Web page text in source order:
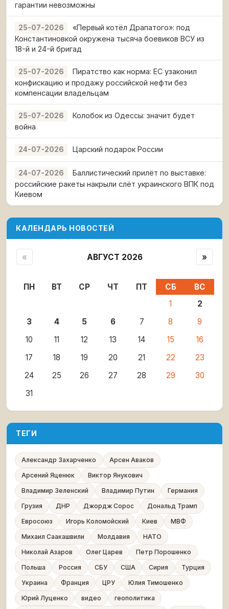
гарантии невозможны
25-07-2026
«Первый котёл Драпатого»: под
Константиновкой окружена тысяча боевиков ВСУ из
18-й и 24-й бригад
25-07-2026
Пиратство как норма: ЕС узаконил
конфискацию и продажу российской нефти без
компенсации владельцам
25-07-2026
Колобок из Одессы: значит будет
война
24-07-2026 Царский подарок России
24-07-2026
Баллистический прилёт по выставке:
российские ракеты накрыли слёт украинского ВПК под
Киевом
КАЛЕНДАРЬ НОВОСТЕЙ
« АВГУСТ 2026 »
ПН ВТ СР ЧТ ПТ СБ
ВС
1
2
3
4 5 6 7 8
9
10
11 12 13 14 15
16
17
18 19 20 21 22
23
24
25 26 27 28 29
30
31
ТЕГИ
Александр Захарченко
Арсен Аваков
Арсений Яценюк
Виктор Янукович
Владимир Зеленский
Владимир Путин
Германия
Грузия
ДНР Джордж Сорос
Дональд Трамп
Евросоюз
Игорь Коломойский Киев
МВФ
Михаил Саакашвили
Молдавия
НАТО
Николай Азаров
Олег Царев
Петр Порошенко
Польша
Россия СБУ США Сирия
Турция
Украина
Франция ЦРУ
Юлия Тимошенко
Юрий Луценко
видео
геополитика